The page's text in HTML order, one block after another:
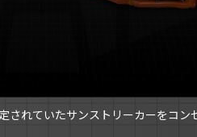
れていたサンストリーカーをコン